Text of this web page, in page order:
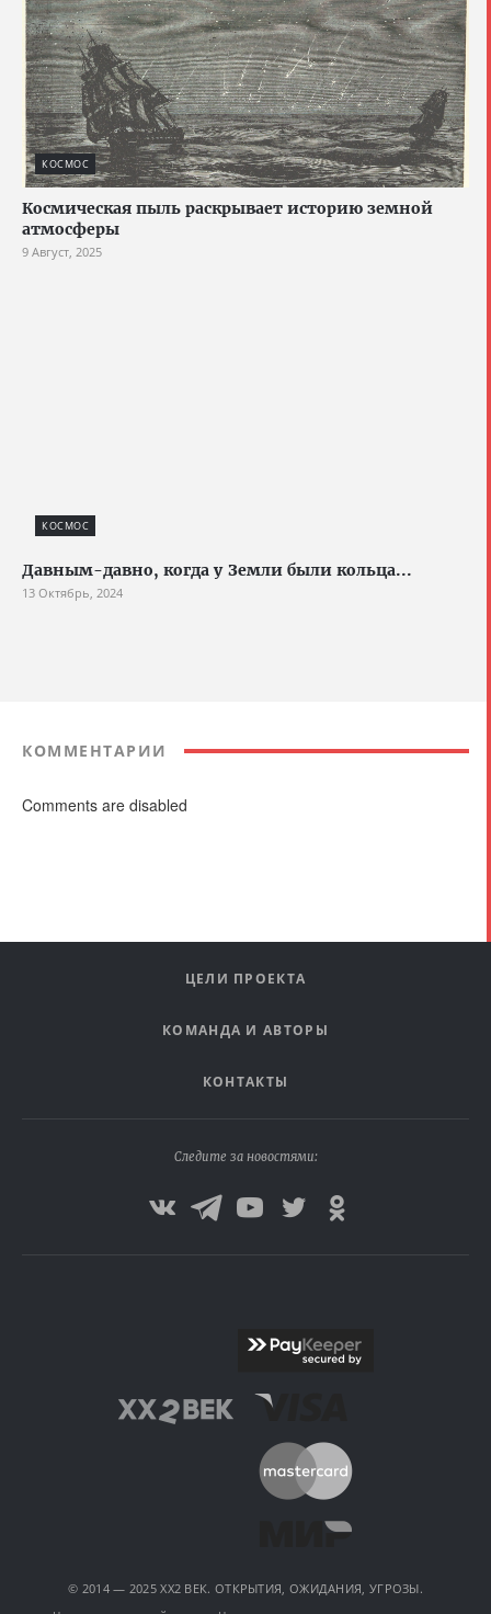
КОСМОС
Космическая пыль раскрывает историю земной
атмосферы
9 Август, 2025
КОСМОС
Давным-давно, когда у Земли были кольца...
13 Октябрь, 2024
КОММЕНТАРИИ
Comments are disabled
ЦЕЛИ ПРОЕКТА
КОМАНДА И АВТОРЫ
КОНТАКТЫ
Следите за новостями:
© 2014 — 2025 XX2 ВЕК. ОТКРЫТИЯ, ОЖИДАНИЯ, УГРОЗЫ.